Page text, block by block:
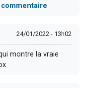
24/01/2022 - 13h02
montre la vraie